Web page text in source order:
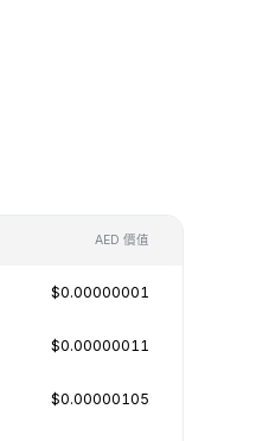
AED 價值
$0.00000001
$0.00000011
$0.00000105